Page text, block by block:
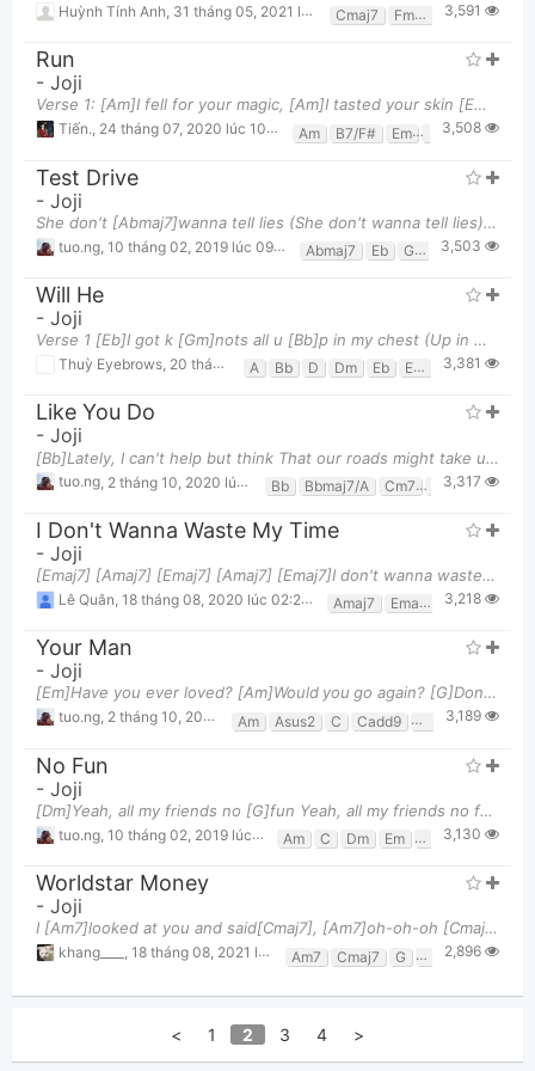
Huỳnh Tính Anh 31 tháng 05, 2021 lúc 04:08pm Cmaj7 Fmaj7 3,591
Run
- Joji
Verse 1: [Am]I fell for your magic, [Am]I tasted your skin [Em]And though this is [B7/F#]tragic, a
Tiến., 24 tháng 07, 2020 lúc 10:13pm Am B7/F# Em 3,508
Test Drive
- Joji
She don't [Abmaj7]wanna tell lies (She don't wanna tell lies) She don't wanna tell lies (She don't
tuo.ng 10 tháng 02, 2019 lúc 09:15pm Abmaj7 Eb Gm7 3,503
Will He
- Joji
Verse 1 [Eb]I got k [Gm]nots all u [Bb]p in my chest (Up in my chest, up in my chest) [Eb]Just k
Thuỳ Eyebrows 20 tháng 10, 2019 lúc 03:55pm A Bb D Dm Eb Em F Gbm
3,381
Like You Do
- Joji
[Bb]Lately, I can't help but think That our roads might take us down different [Bbmaj7/A]phases Do
tuo.ng 2 tháng 10, 2020 lúc 05:41pm Bb Bbmaj7/A Cm7 D7/A
3,317
I Don't Wanna Waste My Time
- Joji
[Emaj7] [Amaj7] [Emaj7] [Amaj7] [Emaj7]I don't wanna waste my time if I [Amaj7]can't be by your
Lê Quân 18 tháng 08, 2020 lúc 02:27pm Amaj7 Emaj7 3,218
Your Man
- Joji
[Em]Have you ever loved? [Am]Would you go again? [G]Don't be down when it's [G]over, [Gmaj7]baby, [
tuo.ng, 2 tháng 10, 2020 lúc 05:49pm Am Asus2 C Cadd9 Em G Gmaj7
3,189
No Fun
- Joji
[Dm]Yeah, all my friends no [G]fun Yeah, all my friends no fun [C]Fuck my friends, they're [Am]g
tuo.ng 10 tháng 02, 2019 lúc 09:19pm Am C Dm Em F G
3,130
Worldstar Money
- Joji
I [Am7]looked at you and said[Cmaj7], [Am7]oh-oh-oh [Cmaj7] Don't [Gmaj7]hate me[G], [Gmaj7]am I cr
khang____ , 18 tháng 08, 2021 lúc 05:01pm Am7 Cmaj7 G Gmaj72,896
< 1 2 3 4 >